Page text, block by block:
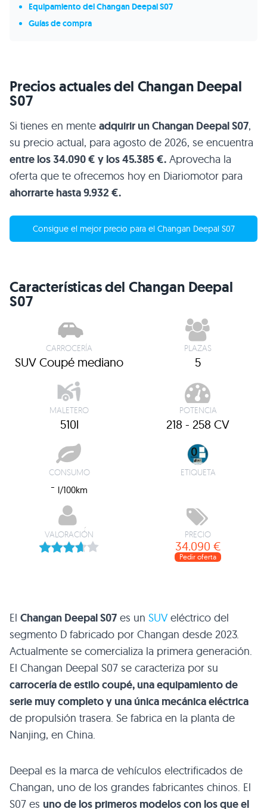
Equipamiento del Changan Deepal S07
Guías de compra
Precios actuales del Changan Deepal
S07
Si tienes en mente adquirir un Changan Deepal S07,
su precio actual, para agosto de 2026, se encuentra
entre los 34.090 € y los 45.385 €. Aprovecha la
oferta que te ofrecemos hoy en Diariomotor para
ahorrarte hasta 9.932 €.
Consigue el mejor precio para el Changan Deepal S07
Características del Changan Deepal
S07
CARROCERÍA
SUV Coupé mediano
PLAZAS
5
MALETERO
510l
POTENCIA
218 - 258 CV
CONSUMO
- l/100km
ETIQUETA
VALORACIÓN PRECIO
34.090 €
Pedir oferta
El Changan Deepal S07 es un SUVeléctrico del
segmento D fabricado por Changan desde 2023.
Actualmente se comercializa la primera generación.
El Changan Deepal S07 se caracteriza por su
carrocería de estilo coupé, una equipamiento de
serie muy completo y una única mecánica eléctrica
de propulsión trasera. Se fabrica en la planta de
Nanjing, en China.
Deepal es la marca de vehículos electrificados de
Changan, uno de los grandes fabricantes chinos. El
S07 es uno de los primeros modelos con los que el